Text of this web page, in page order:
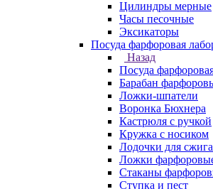
Цилиндры мерные
Часы песочные
Эксикаторы
Посуда фарфоровая
Назад
Посуда
Барабан
Ложки-шпатели
Воронка Бюхнера
Кастрюля с ручкой
Кружка с носиком
Лодочки для
Ложки
Стаканы
Ступка и пест